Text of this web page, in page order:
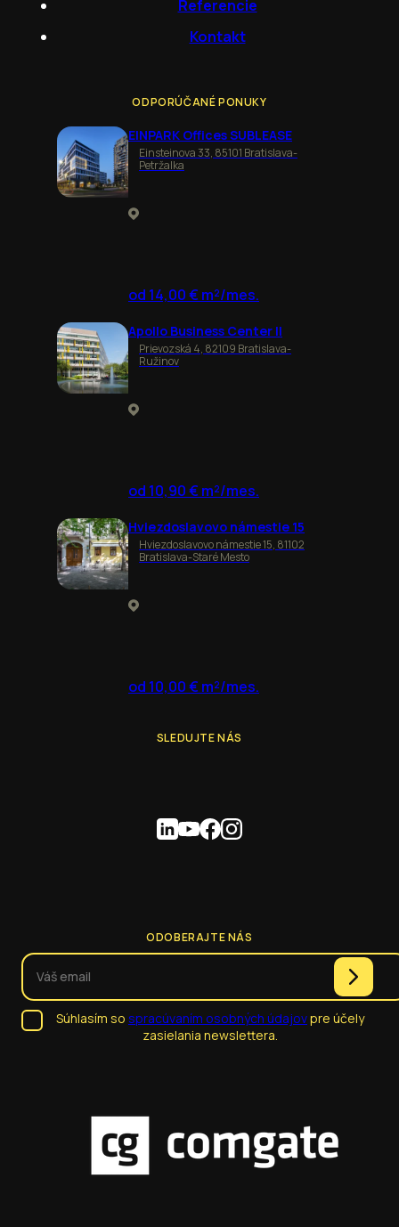
Referencie
Kontakt
ODPORÚČANÉ PONUKY
EINPARK Offices SUBLEASE
Einsteinova 33, 85101 Bratislava-
Petržalka
od 14,00 € m²/mes.
Apollo Business Center II
Prievozská 4, 82109 Bratislava-
Ružinov
od 10,90 € m²/mes.
Hviezdoslavovo námestie 15
Hviezdoslavovo námestie 15, 81102
Bratislava-Staré Mesto
od 10,00 € m²/mes.
SLEDUJTE NÁS
ODOBERAJTE NÁS
Súhlasím so spracúvaním osobných údajovpre účely
zasielania newslettera.